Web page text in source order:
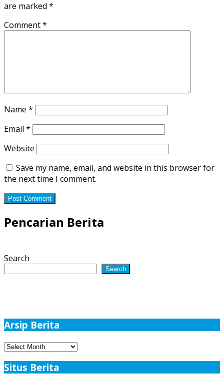
are marked *
Comment*
Name *
Email *
Website
Save my name, email, and website in this browser for
the next time I comment.
Pencarian Berita
Search
Search
Arsip Berita
Arsip
Situs Berita